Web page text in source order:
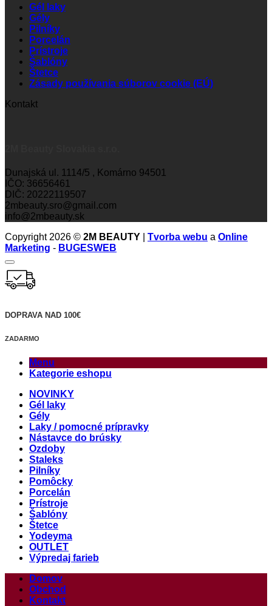
Gél laky
Gély
Pilníky
Porcelán
Prístroje
Šablóny
Štetce
Zásady používania súborov cookie (EÚ)
Kontakt
Dunajská ul. 1114/5 , Komárno 94501
IČO: 36656461
DIČ: 20222119507
2mbeauty.sro@gmail.com
info@2mbeauty.sk
Copyright 2026 © 2M BEAUTY Tvorba webu a Online
Marketing - BUGESWEB
DOPRAVA NAD 100€
ZADARMO
Menu
Kategorie eshopu
NOVINKY
Gél laky
Gély
Laky / pomocné prípravky
Nástavce do brúsky
Ozdoby
Staleks
Pilníky
Pomôcky
Porcelán
Prístroje
Šablóny
Štetce
Yodeyma
OUTLET
Výpredaj farieb
Domov
Obchod
Kontakt